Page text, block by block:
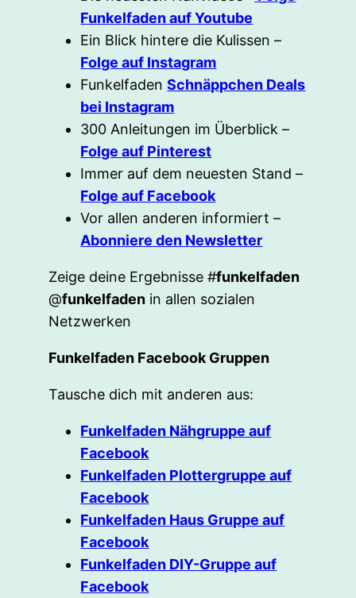
Funkelfaden auf Youtube
Ein Blick hintere die Kulissen –
Folge auf Instagram
FunkelfadenSchnäppchen Deals
bei Instagram
300 Anleitungen im Überblick –
Folge auf Pinterest
Immer auf dem neuesten Stand –
Folge auf Facebook
Vor allen anderen informiert –
Abonniere den Newsletter
Zeige deine Ergebnisse #funkelfaden
@funkelfaden in allen sozialen
Netzwerken
Funkelfaden Facebook Gruppen
Tausche dich mit anderen aus:
Funkelfaden Nähgruppe auf
Facebook
Funkelfaden Plottergruppe auf
Facebook
Funkelfaden Haus Gruppe auf
Facebook
Funkelfaden DIY-Gruppe auf
Facebook